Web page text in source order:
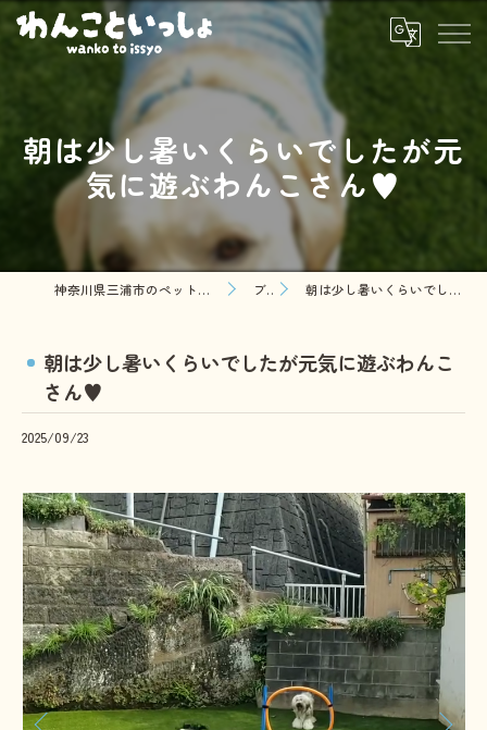
朝は少し暑いくらいでしたが元
気に遊ぶわんこさん♥️
神奈川県三浦市のペットシッターならわんこといっしょ ブログ 朝は少し暑いくらいでしたが元気に遊ぶわんこさん♥️
朝は少し暑いくらいでしたが元気に遊ぶわんこ
さん♥️
2025/09/23